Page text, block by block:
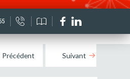
Précédent Suivant